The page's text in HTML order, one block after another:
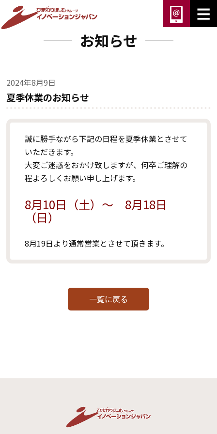
お知らせ
2024年8月9日
夏季休業のお知らせ
誠に勝手ながら下記の日程を夏季休業とさせて
いただきます。
大変ご迷惑をおかけ致しますが、何卒ご理解の
程よろしくお願い申し上げます。
8月10日（土）～ 8月18日
（日）
8月19日より通常営業とさせて頂きます。
一覧に戻る